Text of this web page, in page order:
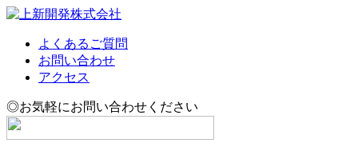
よくあるご質問
お問い合わせ
アクセス
◎お気軽にお問い合わせください